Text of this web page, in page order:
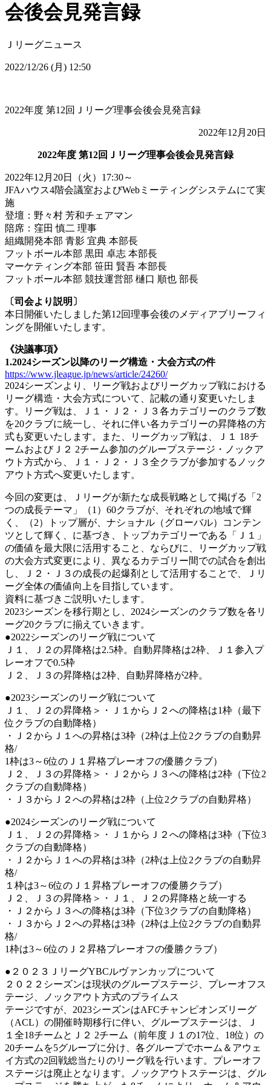
会後会見発言録
Ｊリーグニュース
2022/12/26 (月) 12:50
2022年度 第12回Ｊリーグ理事会後会見発言録
2022年12月20日
2022年度 第12回Ｊリーグ理事会後会見発言録
2022年12月20日（火）17:30～
JFAハウス4階会議室およびWebミーティングシステムにて実
施
登壇：野々村 芳和チェアマン
陪席：窪田 慎二 理事
組織開発本部 青影 宜典 本部長
フットボール本部 黒田 卓志 本部長
マーケティング本部 笹田 賢吾 本部長
フットボール本部 競技運営部 樋口 順也 部長
〔司会より説明〕
本日開催いたしました第12回理事会後のメディアブリーフィ
ングを開催いたします。
《決議事項》
1.2024シーズン以降のリーグ構造・大会方式の件
https://www.jleague.jp/news/article/24260/
2024シーズンより、リーグ戦およびリーグカップ戦における
リーグ構造・大会方式について、記載の通り変更いたしま
す。リーグ戦は、Ｊ１・Ｊ２・Ｊ３各カテゴリーのクラブ数
を20クラブに統一し、それに伴い各カテゴリーの昇降格の方
式も変更いたします。また、リーグカップ戦は、Ｊ１ 18チ
ームおよびＪ２ 2チーム参加のグループステージ・ノックア
ウト方式から、Ｊ１・Ｊ２・Ｊ３全クラブが参加するノック
アウト方式へ変更いたします。
今回の変更は、Ｊリーグが新たな成長戦略として掲げる「2
つの成長テーマ」（1）60クラブが、それぞれの地域で輝
く、（2）トップ層が、ナショナル（グローバル）コンテン
ツとして輝く、に基づき、トップカテゴリーである「Ｊ１」
の価値を最大限に活用すること、ならびに、リーグカップ戦
の大会方式変更により、異なるカテゴリー間での試合を創出
し、Ｊ２・Ｊ３の成長の起爆剤として活用することで、Ｊリ
ーグ全体の価値向上を目指しています。
資料に基づきご説明いたします。
2023シーズンを移行期とし、2024シーズンのクラブ数を各リ
ーグ20クラブに揃えていきます。
●2022シーズンのリーグ戦について
Ｊ１、Ｊ２の昇降格は2.5枠。自動昇降格は2枠、Ｊ１参入プ
レーオフで0.5枠
Ｊ２、Ｊ３の昇降格は2枠、自動昇降格が2枠。
●2023シーズンのリーグ戦について
Ｊ１、Ｊ２の昇降格＞・Ｊ１からＪ２への降格は1枠（最下
位クラブの自動降格）
・Ｊ２からＪ１への昇格は3枠（2枠は上位2クラブの自動昇
格/
1枠は3～6位のＪ１昇格プレーオフの優勝クラブ）
Ｊ２、Ｊ３の昇降格＞・Ｊ２からＪ３への降格は2枠（下位2
クラブの自動降格）
・Ｊ３からＪ２への昇格は2枠（上位2クラブの自動昇格）
●2024シーズンのリーグ戦について
Ｊ１、Ｊ２の昇降格＞・Ｊ１からＪ２への降格は3枠（下位3
クラブの自動降格）
・Ｊ２からＪ１への昇格は3枠（2枠は上位2クラブの自動昇
格/
１枠は3～6位のＪ１昇格プレーオフの優勝クラブ）
Ｊ２、Ｊ３の昇降格＞・Ｊ１、Ｊ２の昇降格と統一する
・Ｊ２からＪ３への降格は3枠（下位3クラブの自動降格）
・Ｊ３からＪ２への昇格は3枠（2枠は上位2クラブの自動昇
格/
1枠は3～6位のＪ２昇格プレーオフの優勝クラブ）
●２０２３ＪリーグYBCルヴァンカップについて
２０２２シーズンは現状のグループステージ、プレーオフス
テージ、ノックアウト方式のプライムス
テージですが、2023シーズンはAFCチャンピオンズリーグ
（ACL）の開催時期移行に伴い、グループステージは、Ｊ
１全18チームとＪ２ 2チーム（前年度Ｊ１の17位、18位）の
20チームを5グループに分け、各グループでホーム＆アウェ
イ方式の2回戦総当たりのリーグ戦を行います。プレーオフ
ステージは廃止となります。ノックアウトステージは、グル